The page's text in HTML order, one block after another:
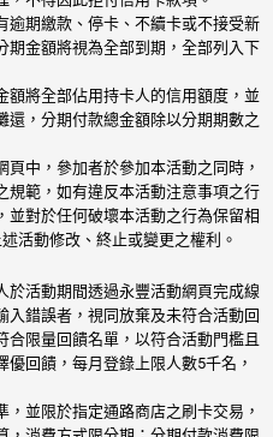
逾期繳款、停卡、不續卡或不接受新
期金額將視為全部到期，全部列入下
額將全部佔用持卡人的信用額度，並
還，分期付款總金額除以分期期數之
中，參加者於參加本活動之同時，
規範，如有違反本活動注意事項之行
並對於任何破壞本活動之行為保留相
活動修改、終止或變更之權利。
於活動期間透過永豐活動網頁完成線
入錯誤者，視同放棄及未符合活動回
合限量回饋名單，以符合活動門檻且
優回饋，每月登錄上限人數5千名，
並限於指定通路商店之刷卡交易，